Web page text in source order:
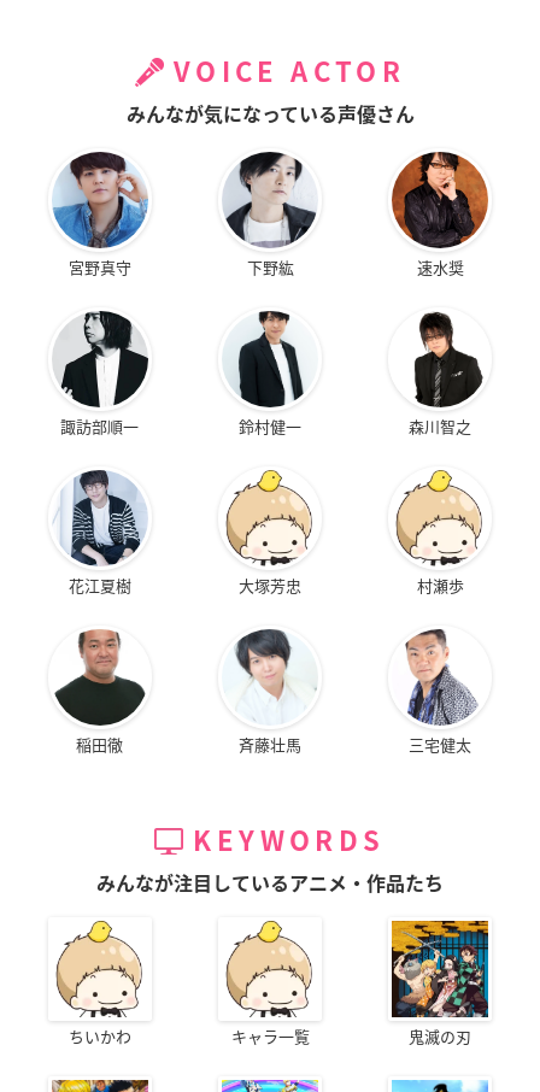
VOICE ACTOR
みんなが気になっている声優さん
宮野真守 下野紘 速水奨
諏訪部順一 鈴村健一 森川智之
花江夏樹 大塚芳忠 村瀬歩
稲田徹 斉藤壮馬 三宅健太
KEYWORDS
みんなが注目しているアニメ・作品たち
ちいかわ キャラ一覧 鬼滅の刃